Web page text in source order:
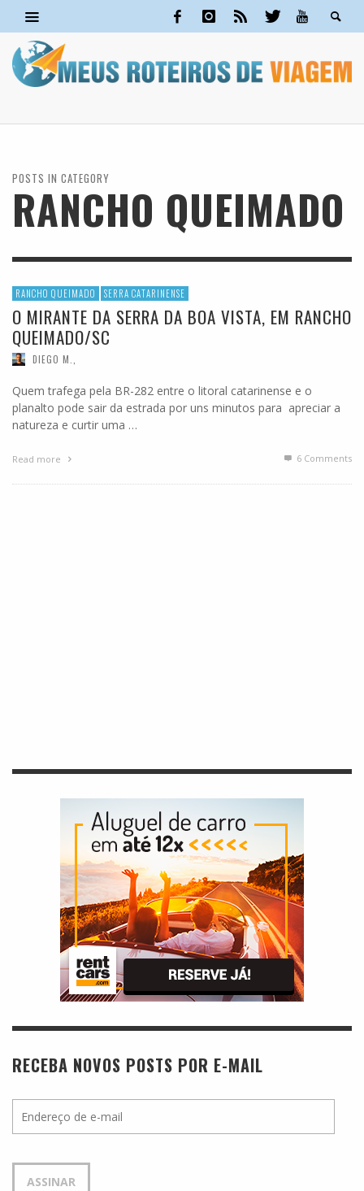
POSTS IN CATEGORY
RANCHO QUEIMADO
RANCHO QUEIMADO SERRA CATARINENSE
O MIRANTE DA SERRA DA BOA VISTA, EM RANCHO
QUEIMADO/SC
DIEGO M.
Quem trafega pela BR-282 entre o litoral catarinense e o
planalto pode sair da estrada por uns minutos para apreciar a
natureza e curtir uma …
Read more 6 Comments
RECEBA NOVOS POSTS POR E-MAIL
de
ASSINAR